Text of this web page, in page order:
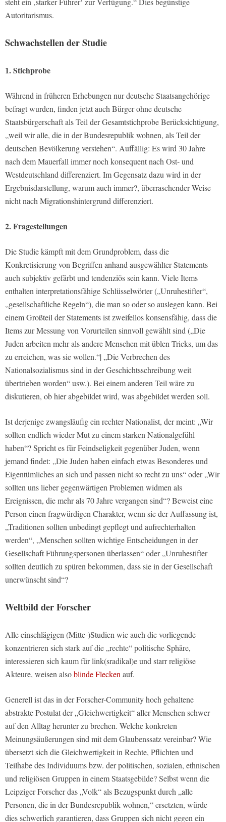
Autoritarismus.
Schwachstellen der Studie
1. Stichprobe
Während in früheren Erhebungen nur deutsche Staatsangehörige
befragt wurden, finden jetzt auch Bürger ohne deutsche
Staatsbürgerschaft als Teil der Gesamtstichprobe Berücksichtigung,
„weil wir alle, die in der Bundesrepublik wohnen, als Teil der
deutschen Bevölkerung verstehen“. Auffällig: Es wird 30 Jahre
nach dem Mauerfall immer noch konsequent nach Ost- und
Westdeutschland differenziert. Im Gegensatz dazu wird in der
Ergebnisdarstellung, warum auch immer?, überraschender Weise
nicht nach Migrationshintergrund differenziert.
2. Fragestellungen
Die Studie kämpft mit dem Grundproblem, dass die
Konkretisierung von Begriffen anhand ausgewählter Statements
auch subjektiv gefärbt und tendenziös sein kann. Viele Items
enthalten interpretationsfähige Schlüsselwörter („Unruhestifter“,
„gesellschaftliche Regeln“), die man so oder so auslegen kann. Bei
einem Großteil der Statements ist zweifellos konsensfähig, dass die
Items zur Messung von Vorurteilen sinnvoll gewählt sind („Die
Juden arbeiten mehr als andere Menschen mit üblen Tricks, um das
zu erreichen, was sie wollen.“| „Die Verbrechen des
Nationalsozialismus sind in der Geschichtsschreibung weit
übertrieben worden“ usw.). Bei einem anderen Teil wäre zu
diskutieren, ob hier abgebildet wird, was abgebildet werden soll.
Ist derjenige zwangsläufig ein rechter Nationalist, der meint: „Wir
sollten endlich wieder Mut zu einem starken Nationalgefühl
haben“? Spricht es für Feindseligkeit gegenüber Juden, wenn
jemand findet: „Die Juden haben einfach etwas Besonderes und
Eigentümliches an sich und passen nicht so recht zu uns“ oder „Wir
sollten uns lieber gegenwärtigen Problemen widmen als
Ereignissen, die mehr als 70 Jahre vergangen sind“? Beweist eine
Person einen fragwürdigen Charakter, wenn sie der Auffassung ist,
„Traditionen sollten unbedingt gepflegt und aufrechterhalten
werden“, „Menschen sollten wichtige Entscheidungen in der
Gesellschaft Führungspersonen überlassen“ oder „Unruhestifter
sollten deutlich zu spüren bekommen, dass sie in der Gesellschaft
unerwünscht sind“?
Weltbild der Forscher
Alle einschlägigen (Mitte-)Studien wie auch die vorliegende
konzentrieren sich stark auf die „rechte“ politische Sphäre,
interessieren sich kaum für link(sradikal)e und starr religiöse
Akteure, weisen alsoblinde Flecken auf.
Generell ist das in der Forscher-Community hoch gehaltene
abstrakte Postulat der „Gleichwertigkeit“ aller Menschen schwer
auf den Alltag herunter zu brechen. Welche konkreten
Meinungsäußerungen sind mit dem Glaubenssatz vereinbar? Wie
übersetzt sich die Gleichwertigkeit in Rechte, Pflichten und
Teilhabe des Individuums bzw. der politischen, sozialen, ethnischen
und religiösen Gruppen in einem Staatsgebilde? Selbst wenn die
Leipziger Forscher das „Volk“ als Bezugspunkt durch „alle
Personen, die in der Bundesrepublik wohnen,“ ersetzten, würde
dies schwerlich garantieren, dass Gruppen sich nicht gegen ein